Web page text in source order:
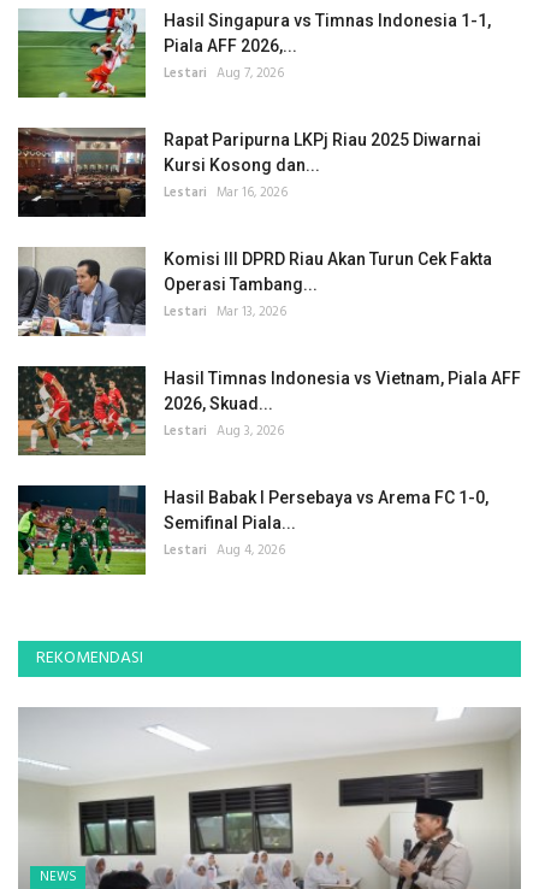
Hasil Singapura vs Timnas Indonesia 1-1,
Piala AFF 2026,...
Lestari Aug 7, 2026
Rapat Paripurna LKPj Riau 2025 Diwarnai
Kursi Kosong dan...
Lestari Mar 16, 2026
Komisi III DPRD Riau Akan Turun Cek Fakta
Operasi Tambang...
Lestari Mar 13, 2026
Hasil Timnas Indonesia vs Vietnam, Piala AFF
2026, Skuad...
Lestari Aug 3, 2026
Hasil Babak I Persebaya vs Arema FC 1-0,
Semifinal Piala...
Lestari Aug 4, 2026
REKOMENDASI
NEWS